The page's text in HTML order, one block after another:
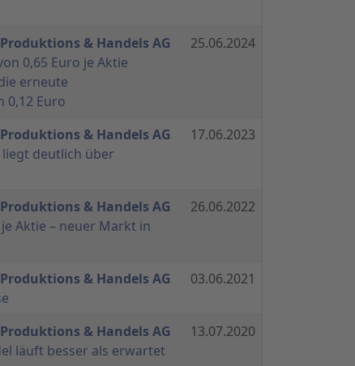
& Handels AG
0,65 Euro je Aktie
erneute
0,12 Euro
25.06.2024
& Handels AG
deutlich über
17.06.2023
& Handels AG
Aktie – neuer Markt in
26.06.2022
& Handels AG
03.06.2021
& Handels AG
läuft besser als erwartet
13.07.2020